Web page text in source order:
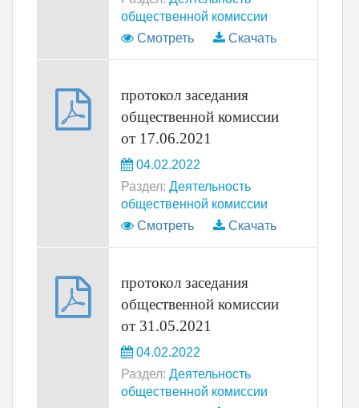
общественной комиссии
Смотреть
Скачать
протокол заседания
общественной комиссии
от 17.06.2021
04.02.2022
Раздел: Деятельность
общественной комиссии
Смотреть
Скачать
протокол заседания
общественной комиссии
от 31.05.2021
04.02.2022
Раздел: Деятельность
общественной комиссии